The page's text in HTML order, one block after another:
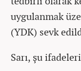
uygulanmak
(YDK) sevk
Sarı, şu